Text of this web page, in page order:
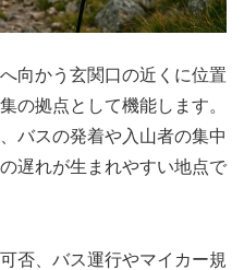
向かう玄関口の近くに位置
の拠点として機能します。
バスの発着や入山者の集中
遅れが生まれやすい地点で
否、バス運行やマイカー規